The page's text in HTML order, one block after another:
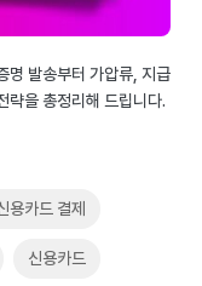
명 발송부터 가압류, 지급
략을 총정리해 드립니다.
용카드 결제
신용카드